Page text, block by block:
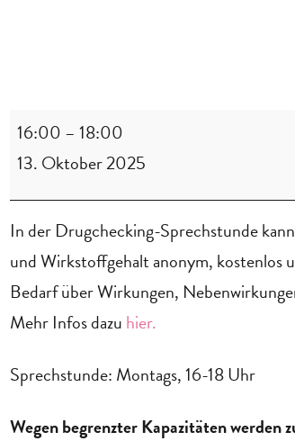
16:00 – 18:00
13. Oktober 2025
In der Drugchecking-Sprechstunde
und Wirkstoffgehalt anonym, kostenlos
Bedarf über Wirkungen,
Mehr Infos dazu hier.
Sprechstunde: Montags, 16-18 Uhr
Wegen begrenzter Kapazitäten werden